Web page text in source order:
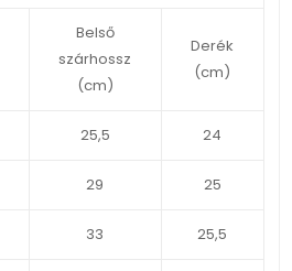
Belső
szárhossz
(cm)
Derék
(cm)
25,5 24
29 25
33 25,5